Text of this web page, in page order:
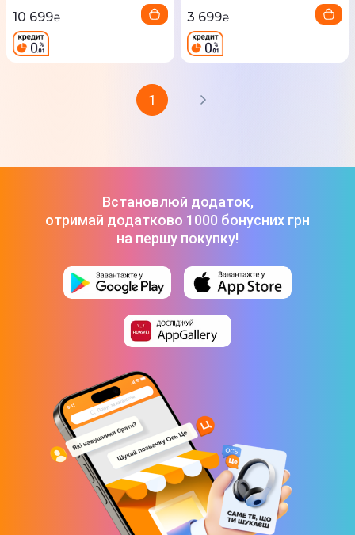
10 699₴ 3 699₴
1
Встановлюй додаток,
отримай додатково 1000 бонусних грн
на першу покупку!